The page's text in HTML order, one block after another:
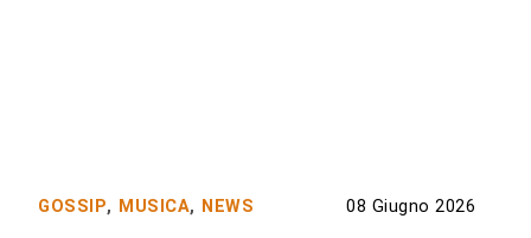
GOSSIP, MUSICA, NEWS 08 Giugno 2026